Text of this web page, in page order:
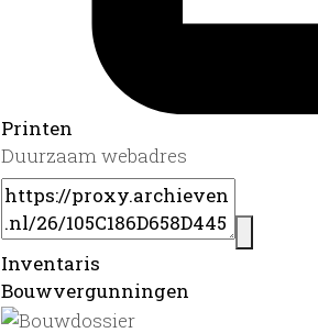
Printen
Duurzaam webadres
Inventaris
Bouwvergunningen